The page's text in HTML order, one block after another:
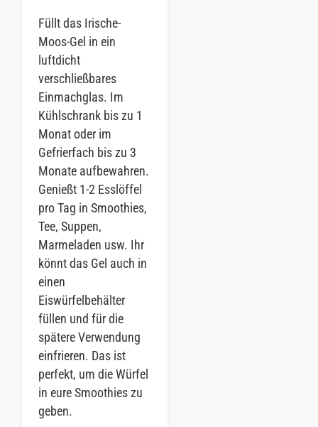
Füllt das Irische-
Moos-Gel in ein
luftdicht
verschließbares
Einmachglas. Im
Kühlschrank bis zu 1
Monat oder im
Gefrierfach bis zu 3
Monate aufbewahren.
Genießt 1-2 Esslöffel
pro Tag in Smoothies,
Tee, Suppen,
Marmeladen usw. Ihr
könnt das Gel auch in
einen
Eiswürfelbehälter
füllen und für die
spätere Verwendung
einfrieren. Das ist
perfekt, um die Würfel
in eure Smoothies zu
geben.